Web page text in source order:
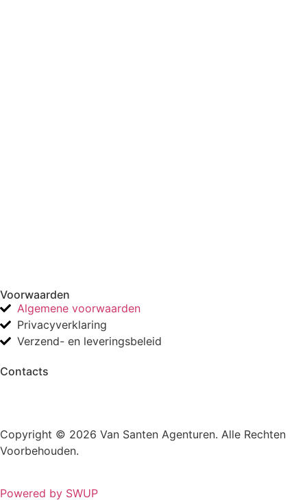
Voorwaarden
Algemene voorwaarden
Privacyverklaring
Verzend- en leveringsbeleid
Contacts
Copyright © 2026 Van Santen Agenturen. Alle Rechten
Voorbehouden.
Powered by SWUP